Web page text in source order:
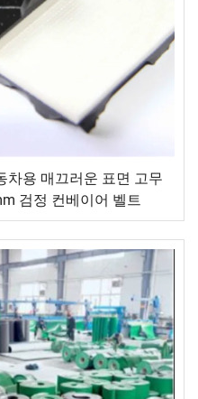
차용 매끄러운 표면 고무
검정 컨베이어 벨트